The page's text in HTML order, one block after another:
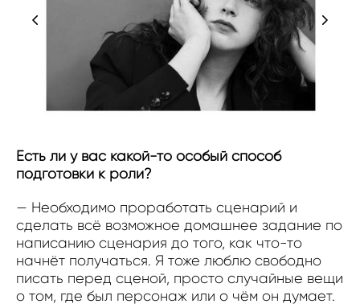
Есть ли у вас какой-то особый способ
подготовки к роли?
— Необходимо проработать сценарий и
сделать всё возможное домашнее задание по
написанию сценария до того, как что-то
начнёт получаться. Я тоже люблю свободно
писать перед сценой, просто случайные вещи
о том, где был персонаж или о чём он думает.